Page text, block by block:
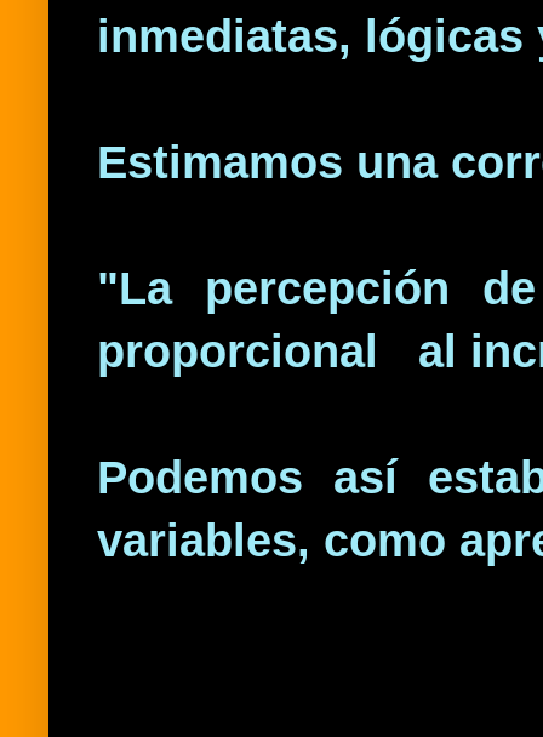
inmediatas, lógicas
Estimamos una
"La percepción
proporcional al
Podemos así
variables, como